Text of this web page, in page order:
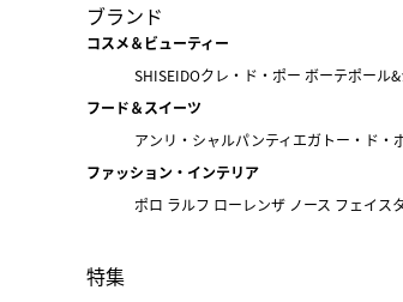
ブランド
コスメ＆ビューティー
SHISEIDOクレ・ド・ポー ボーテポール
フード＆スイーツ
アンリ・シャルパンティエガトー・ド・
ファッション・インテリア
ポロ ラルフ ローレンザ ノース フェイス
特集